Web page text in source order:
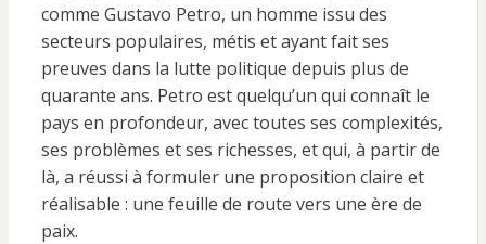
comme Gustavo Petro, un homme issu des
secteurs populaires, métis et ayant fait ses
preuves dans la lutte politique depuis plus de
quarante ans. Petro est quelqu’un qui connaît le
pays en profondeur, avec toutes ses complexités,
ses problèmes et ses richesses, et qui, à partir de
là, a réussi à formuler une proposition claire et
réalisable : une feuille de route vers une ère de
paix.